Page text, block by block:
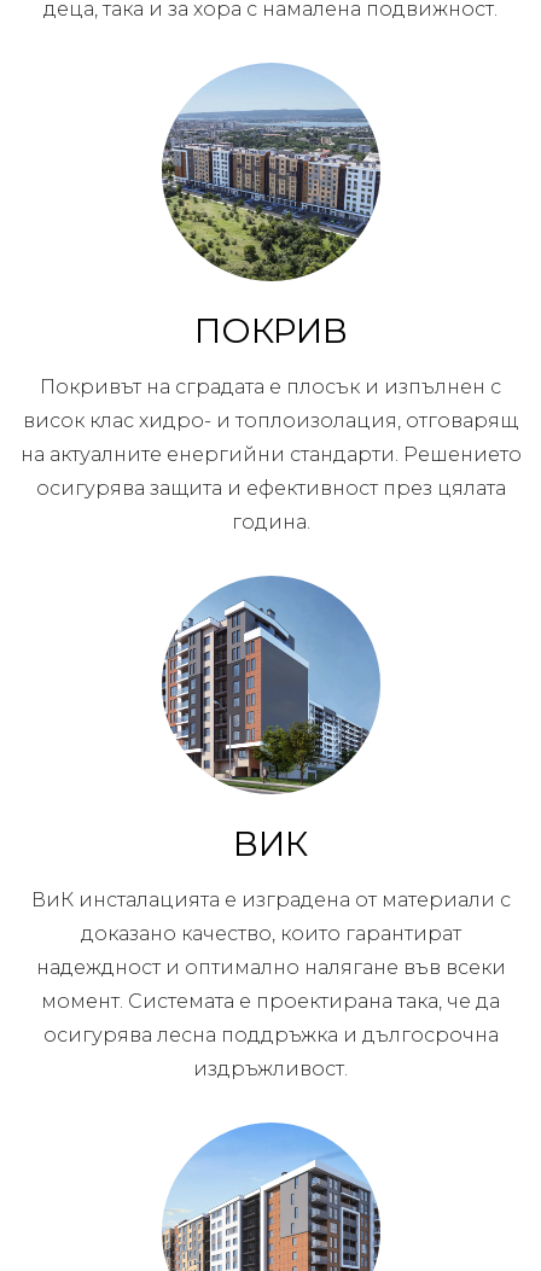
деца, така и за хора с намалена подвижност.
ПОКРИВ
Покривът на сградата е плосък и изпълнен с
висок клас хидро- и топлоизолация, отговарящ
на актуалните енергийни стандарти. Решението
осигурява защита и ефективност през цялата
година.
ВИК
ВиК инсталацията е изградена от материали с
доказано качество, които гарантират
надеждност и оптимално налягане във всеки
момент. Системата е проектирана така, че да
осигурява лесна поддръжка и дългосрочна
издръжливост.